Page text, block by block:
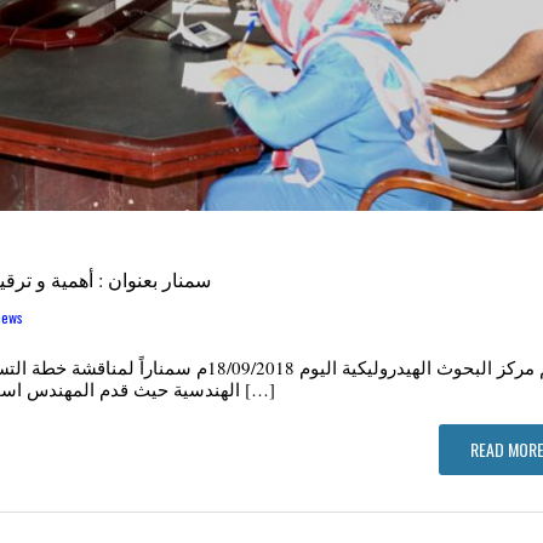
سمنار بعنوان : أهمية و
نظم مركز البحوث الهيدروليكية اليوم 18/
الهندسية حيث قدم المهندس اسماعيل اب شورة موسى محاضرة ضافية عن فرص […]
READ